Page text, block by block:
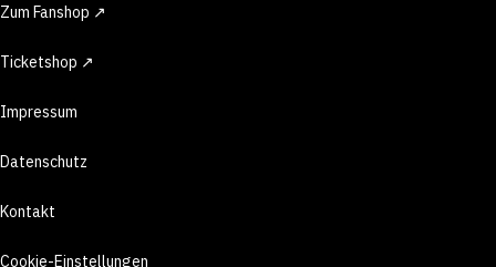
Zum Fanshop ↗
Ticketshop ↗
Impressum
Datenschutz
Kontakt
Cookie-Einstellungen